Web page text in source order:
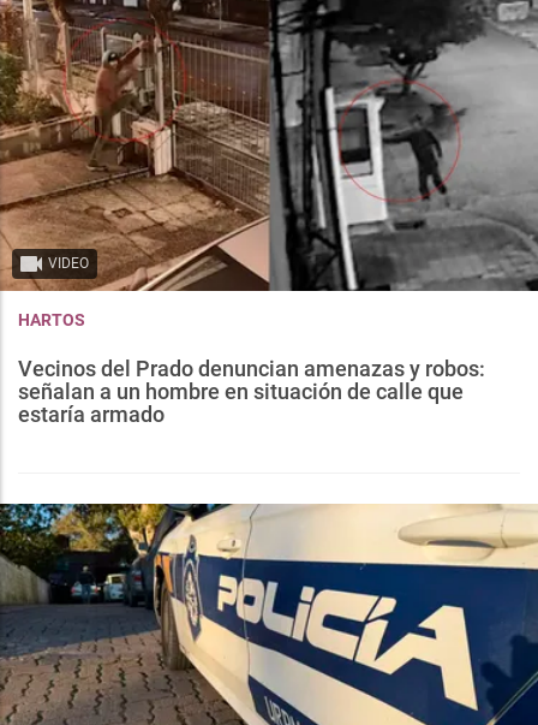
VIDEO
HARTOS
Vecinos del Prado denuncian amenazas y robos:
señalan a un hombre en situación de calle que
estaría armado